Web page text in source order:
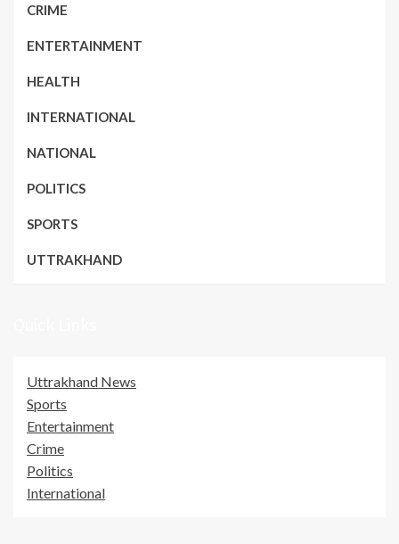
CRIME
ENTERTAINMENT
HEALTH
INTERNATIONAL
NATIONAL
POLITICS
SPORTS
UTTRAKHAND
Uttrakhand News
Sports
Entertainment
Crime
Politics
International